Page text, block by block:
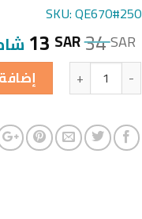
SKU: QE670#250
34SAR
13 SAR
الكمية